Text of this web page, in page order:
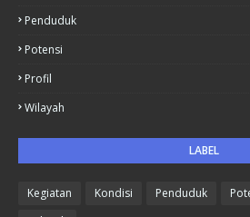
Penduduk
Potensi
Profil
Wilayah
LABEL
Kegiatan Kondisi Penduduk